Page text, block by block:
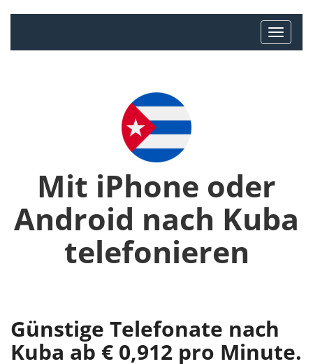
Mit iPhone oder
Android nach Kuba
telefonieren
Günstige Telefonate nach
Kuba ab € 0,912 pro Minute.